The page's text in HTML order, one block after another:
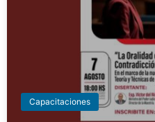
Capacitaciones